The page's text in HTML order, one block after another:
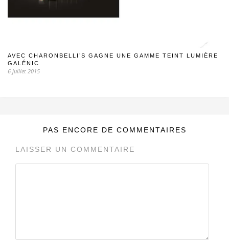
AVEC CHARONBELLI’S GAGNE UNE GAMME TEINT LUMIÈRE
GALÉNIC
6 juillet 2015
PAS ENCORE DE COMMENTAIRES
LAISSER UN COMMENTAIRE